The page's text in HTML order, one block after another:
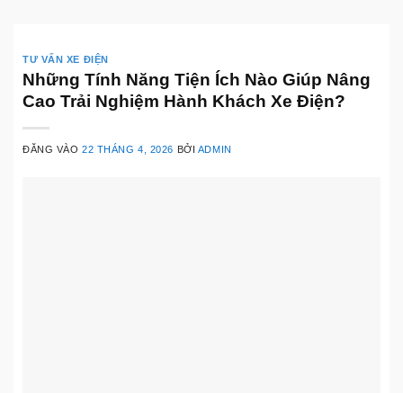
TƯ VẤN XE ĐIỆN
Những Tính Năng Tiện Ích Nào Giúp Nâng
Cao Trải Nghiệm Hành Khách Xe Điện?
ĐĂNG VÀO22 THÁNG 4, 2026 BỞI ADMIN